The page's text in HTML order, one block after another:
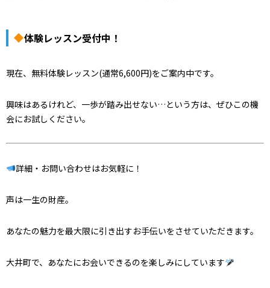
体験レッスン受付中！
現在、無料体験レッスン(通常6,600円)をご案内中です。
興味はあるけれど、一歩が踏み出せない…という方は、ぜひこの機
会にお試しください。
詳細・お問い合わせはお気軽に！
声は一生の財産。
あなたの魅力を最大限に引き出すお手伝いをさせていただきます。
大井町で、あなたにお会いできるのを楽しみにしています